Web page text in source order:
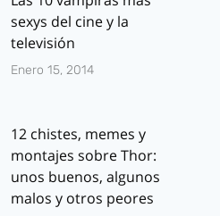
sexys del cine y la
televisión
Enero 15, 2014
12 chistes, memes y
montajes sobre Thor:
unos buenos, algunos
malos y otros peores